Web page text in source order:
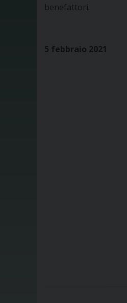
benefattori.
5 febbraio 2021